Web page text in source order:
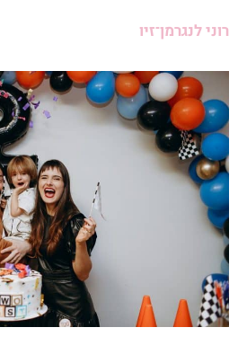
רוני לנגרמן־זיו